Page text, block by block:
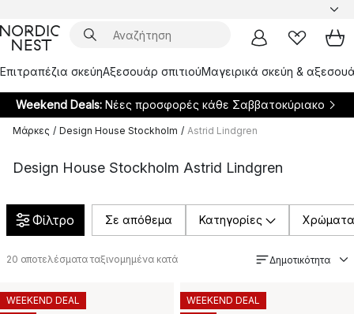
Επιτραπέζια σκεύηΑξεσουάρ σπιτιούΜαγειρικά σκεύη &
Weekend Deals: Νέες προσφορές κάθε Σαββατοκύριακο
Μάρκες / Design House Stockholm / Astrid Lindgren
Design House Stockholm Astrid Lindgren
Φίλτρο Σε απόθεμα Κατηγορίες Χρώματα
20 αποτελέσματα ταξινομημένα κατά Δημοτικότητα
WEEKEND DEAL
WEEKEND DEAL